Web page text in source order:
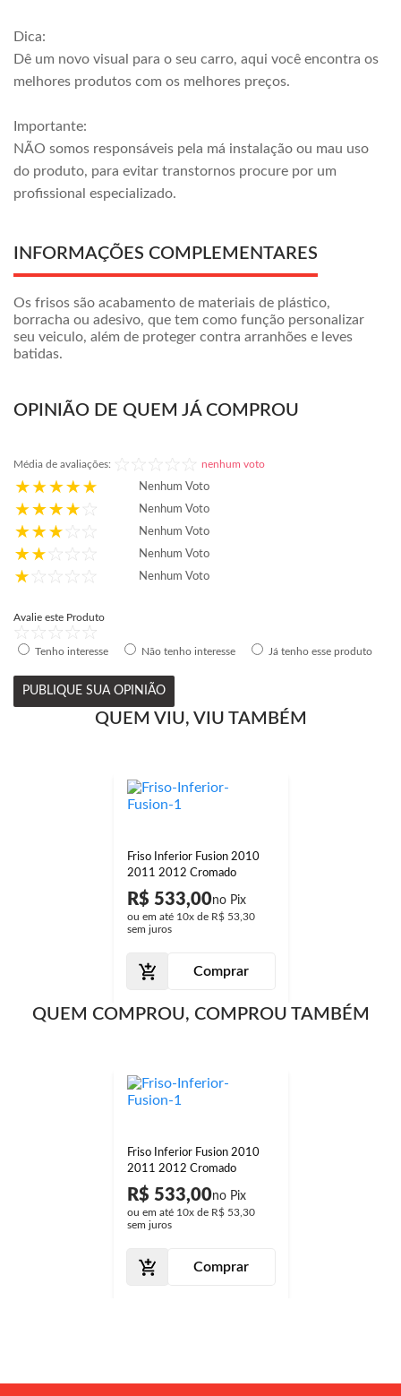
Dica:
Dê um novo visual para o seu carro, aqui você encontra os
melhores produtos com os melhores preços.
Importante:
NÃO somos responsáveis pela má instalação ou mau uso
do produto, para evitar transtornos procure por um
profissional especializado.
INFORMAÇÕES COMPLEMENTARES
Os frisos são acabamento de materiais de plástico,
borracha ou adesivo, que tem como função personalizar
seu veiculo, além de proteger contra arranhões e leves
batidas.
OPINIÃO DE QUEM JÁ COMPROU
Média de avaliações: nenhum voto
Nenhum Voto
Nenhum Voto
Nenhum Voto
Nenhum Voto
Nenhum Voto
Avalie este Produto
Tenho interesse Não tenho interesse Já tenho esse produto
PUBLIQUE SUA OPINIÃO
QUEM VIU, VIU TAMBÉM
Friso Inferior Fusion 2010
2011 2012 Cromado
R$ 533,00
ou em até 10xde R$ 53,30
sem juros
Comprar
QUEM COMPROU, COMPROU TAMBÉM
Friso Inferior Fusion 2010
2011 2012 Cromado
R$ 533,00
ou em até 10xde R$ 53,30
sem juros
Comprar